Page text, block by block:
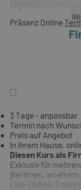
Präsenz Online
3 Tage - anpassbar
Termin nach
Preis auf Angebot
In ihrem Hause,
Diesen Kurs als
Exklusiv für
Bei Ihnen, an
Live-Online-